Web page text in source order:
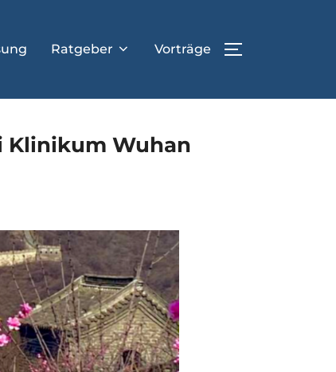
Ratgeber Vorträge
Klinikum Wuhan